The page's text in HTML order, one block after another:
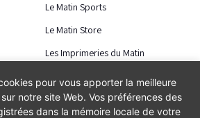
Le Matin Sports
Le Matin Store
Les Imprimeries du Matin
pour vous apporter la meilleure
notre site Web. Vos préférences des
dans la mémoire locale de votre